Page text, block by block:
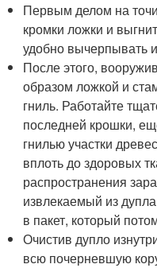
Первым делом на
кромки ложки и
удобно вычерпывать
После этого,
образом ложкой и
гниль. Работайте
последней крошки,
гнилью участки
вплоть до здоровых
распространения
извлекаемый из
в пакет, который
Очистив дупло
всю почерневшую